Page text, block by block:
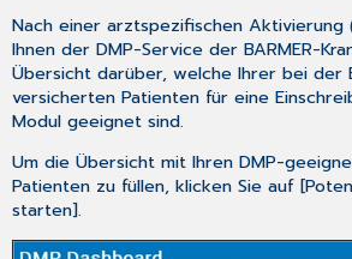
Nach einer arztspezifischen Aktivierung
Ihnen der DMP-Service der BARMER-
Übersicht darüber, welche Ihrer bei der
versicherten Patienten für eine
Modul geeignet sind.
Um die Übersicht mit Ihren DMP-
Patienten zu füllen, klicken Sie auf
starten].